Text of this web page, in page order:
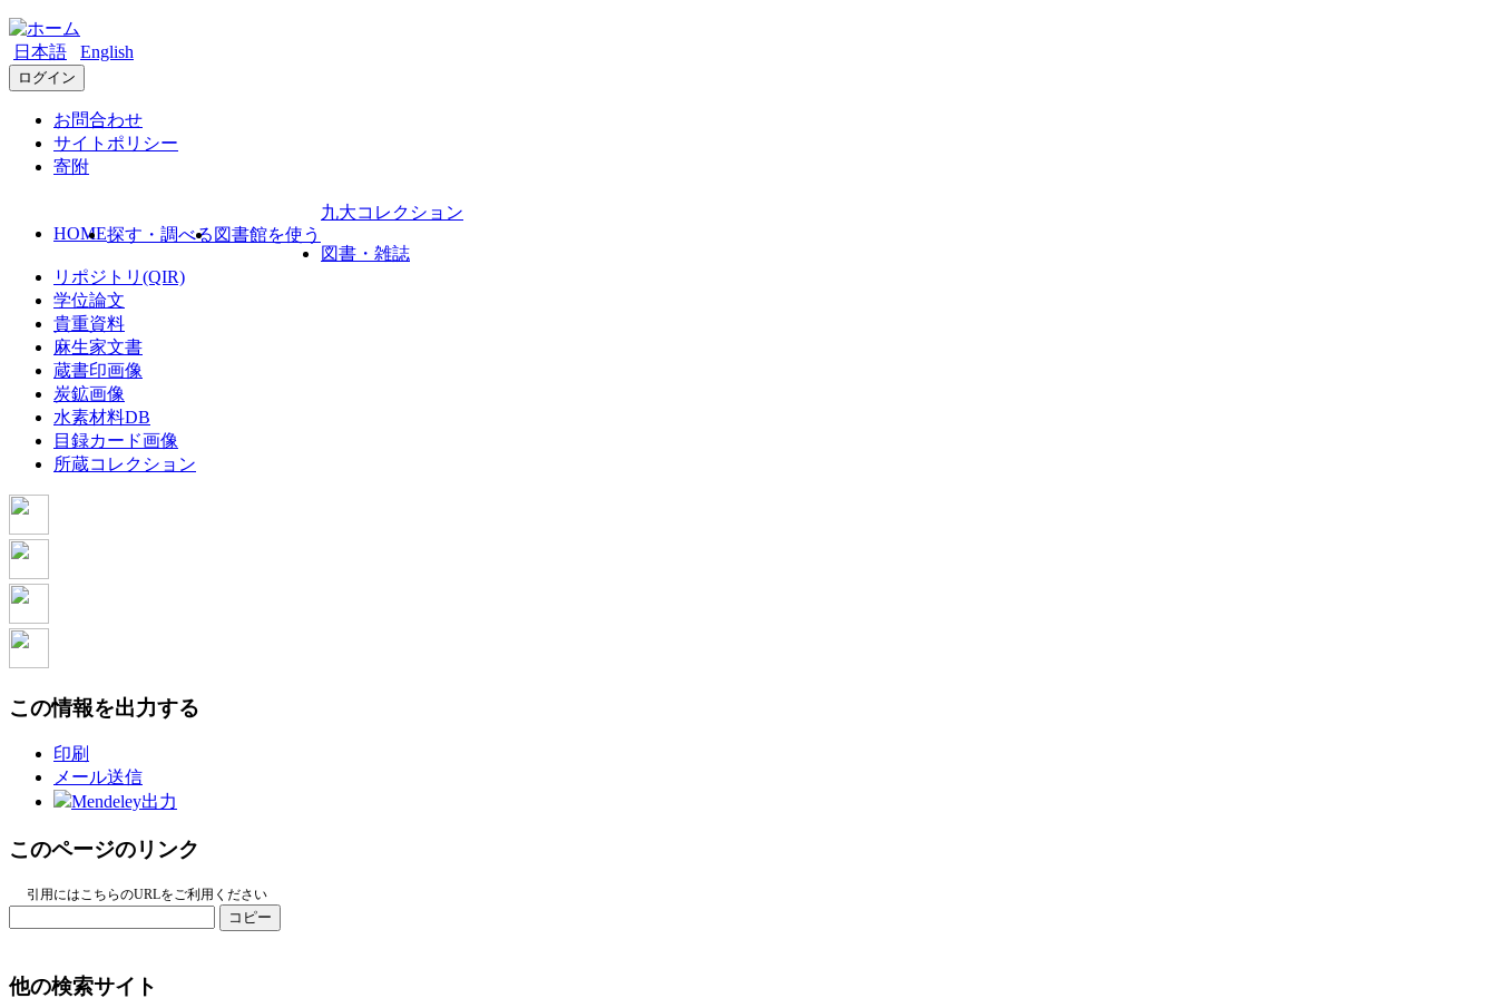
日本語 English
ログイン
お問合わせ
サイトポリシー
寄附
HOME探す・調べる 図書館を使う
九大コレクション
図書・雑誌
リポジトリ(QIR)
学位論文
貴重資料
麻生家文書
蔵書印画像
炭鉱画像
水素材料DB
目録カード画像
所蔵コレクション
この情報を出力する
印刷
メール送信
Mendeley出力
このページのリンク
引用にはこちらのURLをご利用ください
コピー
他の検索サイト